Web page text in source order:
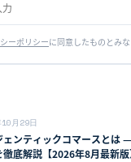
ーポリシーに同意したものとみな
月29日
ェンティックコマースとは
底解説【2026年8月最新版